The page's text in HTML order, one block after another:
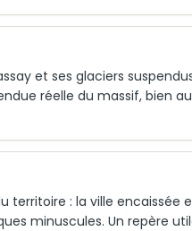
et ses glaciers
réelle du massif, bien
: la ville encaissée
minuscules. Un repère